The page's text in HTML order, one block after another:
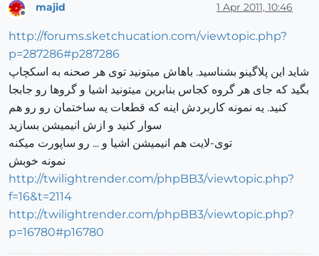
majid 1 Apr 2011, 10:46
http://forums.sketchucation.com/viewtopic.php?
p=287286#p287286
شاید این پلاگینو بشناسید. باهاش میتونید توی هر صحنه به اسکچاپ
بگید که جای هر گروه کجاس بنابرین میتونید اشیا و گروها رو جابجا
کنید. یه نمونه کاربردش اینه که قطعات یه ساختمان رو رو هم
سوار کنید و ازش انیمیشن بسازید
توی-لایت هم انیمیشن اشیا و ... رو ساپورت میکنه
نمونه خوبش
http://twilightrender.com/phpBB3/viewtopic.php?
f=16&t=2114
http://twilightrender.com/phpBB3/viewtopic.php?
p=16780#p16780